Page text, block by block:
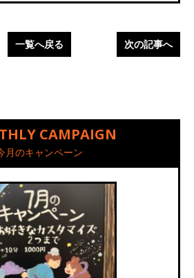
一覧へ戻る 次の記事へ
CAMPAIGN
月のキャンペーン